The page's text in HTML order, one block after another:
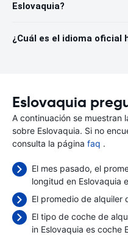
Eslovaquia?
¿Cuál es el idioma oficial
Eslovaquia
A continuación se muestran
sobre Eslovaquia. Si no
consulta la página faq .
El mes pasado, el
longitud en Eslovaquia
El promedio de alquiler
El tipo de coche de
in Eslovaquia es coche